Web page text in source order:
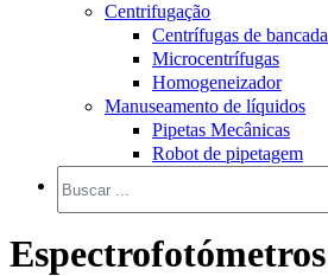
Centrifugação
Centrífugas de bancada
Microcentrífugas
Homogeneizador
Manuseamento de líquidos
Pipetas Mecânicas
Robot de pipetagem
Espectrofotómetros